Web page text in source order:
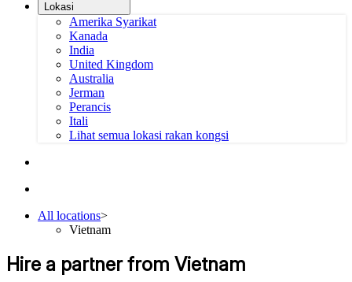
Lokasi
Amerika Syarikat
Kanada
India
United Kingdom
Australia
Jerman
Perancis
Itali
Lihat semua lokasi rakan kongsi
All locations>
Vietnam
Hire a partner from Vietnam